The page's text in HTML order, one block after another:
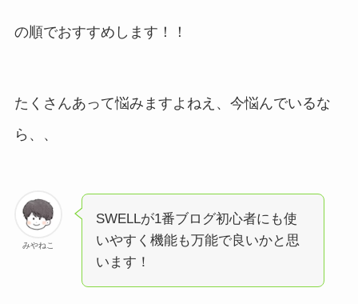
の順でおすすめします！！
たくさんあって悩みますよねえ、今悩んでいるな
ら、、
みやねこ
SWELLが1番ブログ初心者にも使
いやすく機能も万能で良いかと思
います！